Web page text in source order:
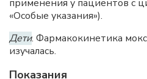
применения у пациентов с
«Особые указания»).
Дети. Фармакокинетика
изучалась.
Показания